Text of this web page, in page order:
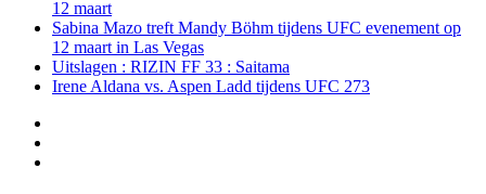
12 maart
Sabina Mazo treft Mandy Böhm tijdens UFC evenement op
12 maart in Las Vegas
Uitslagen : RIZIN FF 33 : Saitama
Irene Aldana vs. Aspen Ladd tijdens UFC 273